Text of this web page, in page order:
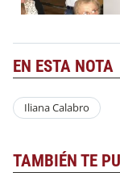
EN ESTA NOTA
Iliana Calabro
TAMBIÉN TE